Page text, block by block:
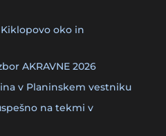
oko in
AKRAVNE 2026
v Planinskem vestniku
na tekmi v